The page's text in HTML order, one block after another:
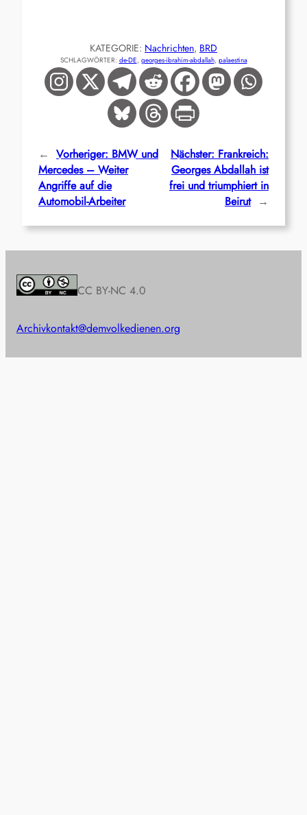
KATEGORIE: Nachrichten, BRD
SCHLAGWÖRTER: de-DE, georges-ibrahim-abdallah, palaestina
← Vorheriger: BMW und
Mercedes – Weiter
Angriffe auf die
Automobil-Arbeiter
Nächster: Frankreich:
Georges Abdallah ist
frei und triumphiert in
Beirut →
CC BY-NC 4.0
Archivkontakt@demvolkedienen.org